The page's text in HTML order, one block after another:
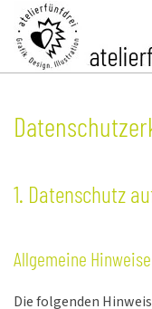
Skip to main
1. Datenschutz
Allgemeine Hinweise
Die folgenden